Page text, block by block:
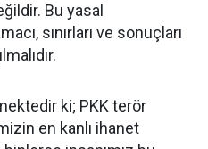
Bu yasal
sınırları ve sonuçları
ki; PKK terör
en kanlı ihanet